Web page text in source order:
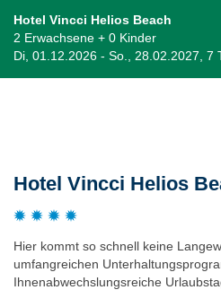
Hotel Vincci Helios Beach
2 Erwachsene + 0 Kinder
Di, 01.12.2026 - So., 28.02.2027, 7
Hotel Vincci Helios
Hier kommt so schnell keine
umfangreichen
Ihnenabwechslungsreiche